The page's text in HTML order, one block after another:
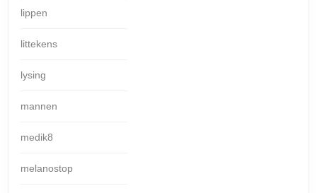
lippen
littekens
lysing
mannen
medik8
melanostop